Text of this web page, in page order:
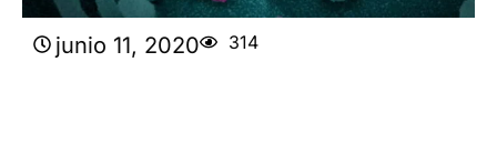
junio 11, 2020 314